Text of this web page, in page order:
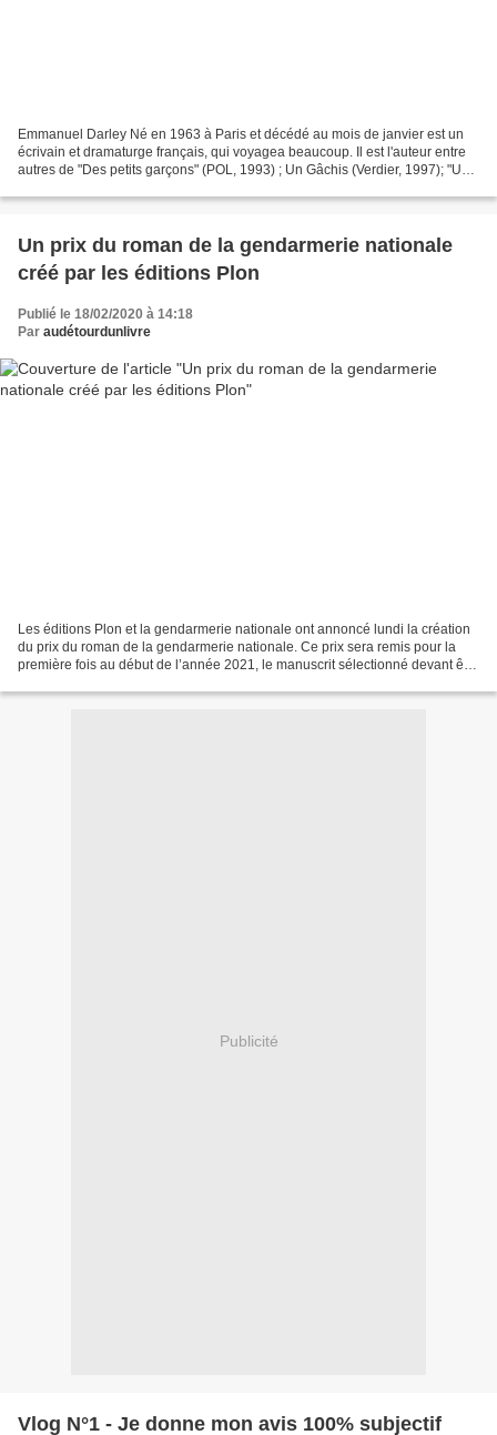
Emmanuel Darley Né en 1963 à Paris et décédé au mois de janvier est un
écrivain et dramaturge français, qui voyagea beaucoup. Il est l'auteur entre
autres de "Des petits garçons" (POL, 1993) ; Un Gâchis (Verdier, 1997); "Un
Un prix du roman de la gendarmerie nationale
créé par les éditions Plon
Publié le 18/02/2020 à 14:18
Par audétourdunlivre
Les éditions Plon et la gendarmerie nationale ont annoncé lundi la création
du prix du roman de la gendarmerie nationale. Ce prix sera remis pour la
première fois au début de l’année 2021, le manuscrit sélectionné devant être
Publicité
Vlog N°1 - Je donne mon avis 100% subjectif